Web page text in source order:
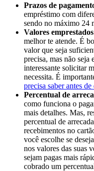
Prazos de
empréstimo com
sendo no máximo 24
Valores
melhor te atende. É
valor que seja
precisa, mas não seja
interessante solicitar
necessita. É
precisa saber antes
Percentual de
como funciona o
mais detalhes. Mas,
percentual de
recebimentos no
você escolhe se
nos valores das suas
sejam pagas mais
cobrado um